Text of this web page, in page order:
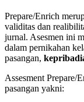
Prepare/Enrich
validitas dan
jurnal. Asesmen ini
dalam pernikahan
pasangan,
Assesment Prepare/
pasangan yakni: